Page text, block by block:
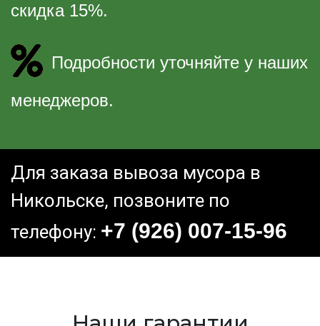
скидка 15%.
Подробности уточняйте у наших
менеджеров.
Для заказа вывоза мусора в
Никольске, позвоните по
телефону: +7 (926) 007-15-96